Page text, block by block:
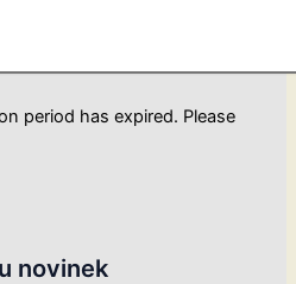
period has expired. Please
novinek